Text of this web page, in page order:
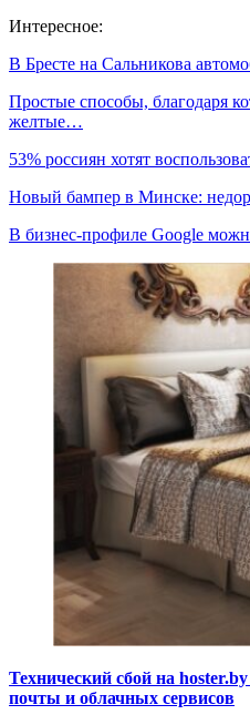
Интересное:
В Бресте на Сальникова
Простые способы, благодаря
желтые…
53% россиян хотят
Новый бампер в Минске:
В бизнес-профиле Google
Технический сбой на
почты и облачных сервисов